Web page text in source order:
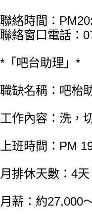
聯絡時間：
聯絡窗口電話：
*「吧台助理」*
職缺名稱：吧枱
工作內容：洗，
上班時間：PM
月排休天數：4
月薪：約27,000